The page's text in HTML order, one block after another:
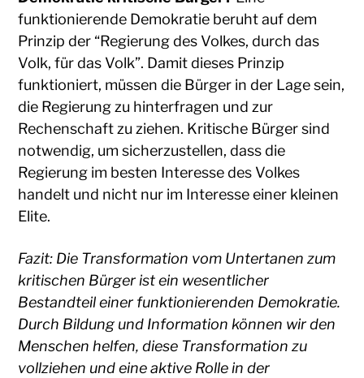
funktionierende Demokratie beruht auf dem
Prinzip der “Regierung des Volkes, durch das
Volk, für das Volk”. Damit dieses Prinzip
funktioniert, müssen die Bürger in der Lage sein,
die Regierung zu hinterfragen und zur
Rechenschaft zu ziehen. Kritische Bürger sind
notwendig, um sicherzustellen, dass die
Regierung im besten Interesse des Volkes
handelt und nicht nur im Interesse einer kleinen
Elite.
Fazit: Die Transformation vom Untertanen zum
kritischen Bürger ist ein wesentlicher
Bestandteil einer funktionierenden Demokratie.
Durch Bildung und Information können wir den
Menschen helfen, diese Transformation zu
vollziehen und eine aktive Rolle in der